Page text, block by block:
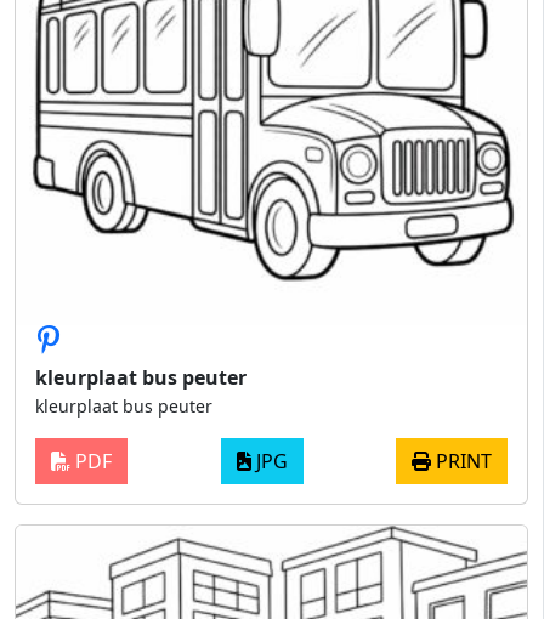
kleurplaat bus peuter
kleurplaat bus peuter
PDF JPG PRINT